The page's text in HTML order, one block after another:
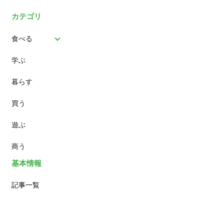
カテゴリ
食べる
パン
スイーツ
ランチ
カフェ
学ぶ
暮らす
買う
遊ぶ
商う
基本情報
記事一覧